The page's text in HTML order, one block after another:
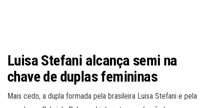
Luisa Stefani alcança semi na
chave de duplas femininas
Mais cedo, a dupla formada pela brasileira Luisa Stefani e pela